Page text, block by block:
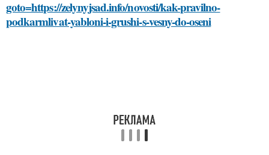
goto=https://zelynyjsad.info/novosti/kak-pravilno-
podkarmlivat-yabloni-i-grushi-s-vesny-do-oseni